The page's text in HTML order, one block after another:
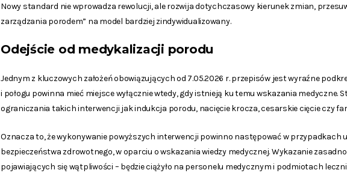
Nowy standard nie wprowadza rewolucji, ale rozwija dotychczasowy kierunek zmian,
zarządzania porodem” na model bardziej zindywidualizowany.
Odejście od medykalizacji porodu
Jednym z kluczowych założeń obowiązujących od 7.05.2026 r. przepisów jest wyraźne
i połogu powinna mieć miejsce wyłącznie wtedy, gdy istnieją ku temu wskazania
ograniczania takich interwencji jak indukcja porodu, nacięcie krocza, cesarskie cięcie czy
Oznacza to, że wykonywanie powyższych interwencji powinno następować w przypadkach
bezpieczeństwa zdrowotnego, w oparciu o wskazania wiedzy medycznej. Wykazanie
pojawiających się wątpliwości – będzie ciążyło na personelu medycznym i podmiotach